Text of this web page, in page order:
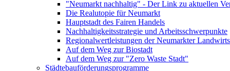
"Neumarkt nachhaltig" - Der Link zu aktuellen
Die Realutopie für Neumarkt
Hauptstadt des Fairen Handels
Nachhaltigkeitsstrategie und Arbeitsschwerpunkte
Regionalwertleistungen der Neumarkter
Auf dem Weg zur Biostadt
Auf dem Weg zur "Zero Waste Stadt"
Städtebauförderungsprogramme